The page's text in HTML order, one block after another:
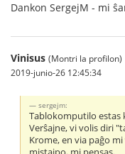
Dankon SergejM - mi
Vinisus (Montri la profilon)
2019-junio-26 12:45:34
sergejm:
Tablokomputilo estas
Verŝajne, vi volis diri
Krome, en via paĝo mi